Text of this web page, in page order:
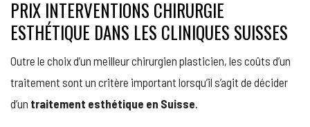
PRIX ​​INTERVENTIONS CHIRURGIE
ESTHÉTIQUE DANS LES CLINIQUES SUISSES
Outre le choix d’un meilleur chirurgien plasticien, les coûts d’un
traitement sont un critère important lorsqu’il s’agit de décider
d’un traitement esthétique en Suisse.